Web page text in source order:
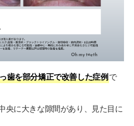
歯を部分矯正で改善した症例 で
央に大きな隙間があり、見た目に